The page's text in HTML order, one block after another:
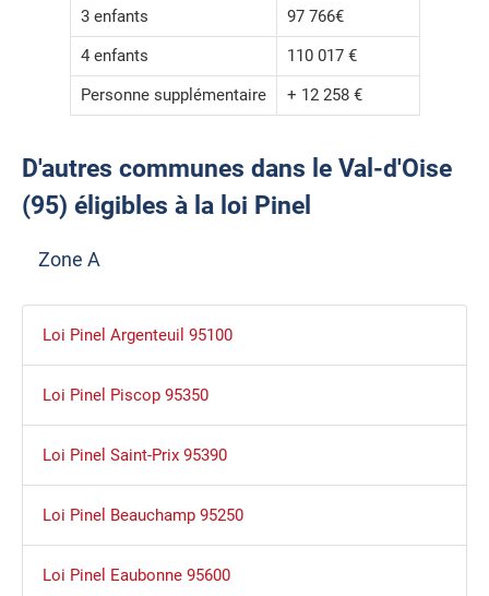
3 enfants
97 766€
4 enfants
110 017 €
Personne supplémentaire
+ 12 258 €
D'autres communes dans le Val-d'Oise
(95) éligibles à la loi Pinel
Zone A
Loi Pinel Argenteuil 95100
Loi Pinel Piscop 95350
Loi Pinel Saint-Prix 95390
Loi Pinel Beauchamp 95250
Loi Pinel Eaubonne 95600